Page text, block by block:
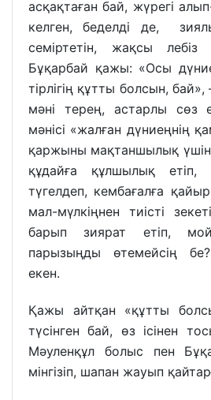
асқақтаған бай, жүрегі
келген, беделді де,
семіртетін, жақсы лебіз
Бұқарбай қажы: «Осы
тірлігің құтты болсын, бай»,
мәні терең, астарлы сөз
мәнісі «жалған дүниеңнің
қаржыны мақтаншылық
құдайға құлшылық етіп,
түгелдеп, кембағалға
мал-мүлкіңнен тиісті
барып зиярат етіп,
парызыңды өтемейсің
екен.
Қажы айтқан «құтты
түсінген бай, өз ісінен
Мәуленқұл болыс пен
мінгізіп, шапан жауып